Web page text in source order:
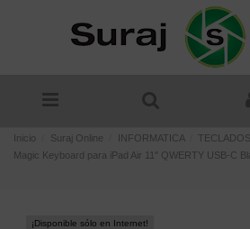
Inicio Suraj Online INFORMATICA TECLADOS
Magic Keyboard para iPad Air 11" QWERTY USB-C
¡Disponible sólo en Internet!